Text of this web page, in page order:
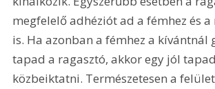
megfelelő adhéziót ad a fémhez és
is. Ha azonban a fémhez a kívántnál
tapad a ragasztó, akkor egy jól
közbeiktatni. Természetesen a